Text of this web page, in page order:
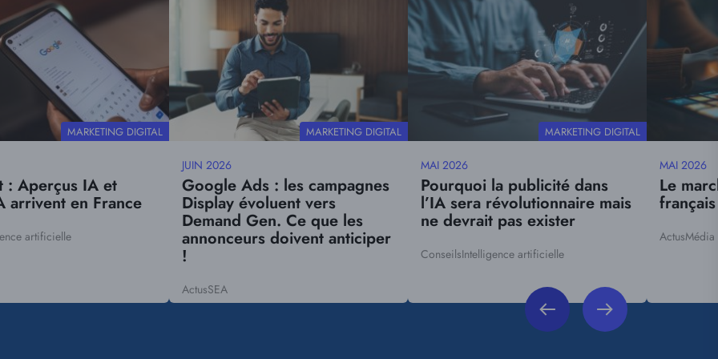
THÉMATIQUE
MARKETING DIGITAL
: Aperçus IA et
arrivent en France
artificielle
THÉMATIQUE
MARKETING DIGITAL
Date
mise
à
jour
JUIN 2026
Google Ads : les campagnes
Display évoluent vers
Demand Gen. Ce que les
annonceurs doivent anticiper
!
Tags
ActusSEA
principal
THÉMATIQUE
MARKETING DIGITAL
Date
mise
à
jour
MAI 2026
Pourquoi la publicité dans
l’IA sera révolutionnaire mais
ne devrait pas exister
Tags
ConseilsIntelligence artificielle
principal
Date
mise
à
MAI 2026
Le
Tags
ActusMédia